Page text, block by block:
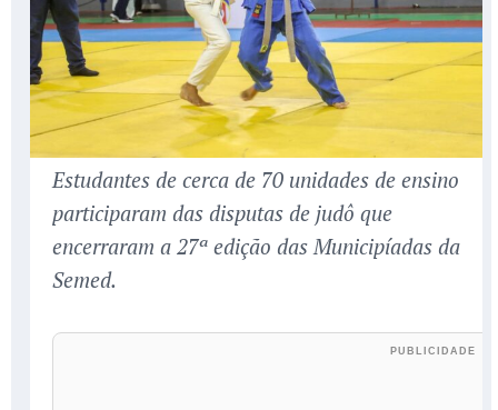
Estudantes de cerca de 70 unidades de ensino
participaram das disputas de judô que
encerraram a 27ª edição das Municipíadas da
Semed.